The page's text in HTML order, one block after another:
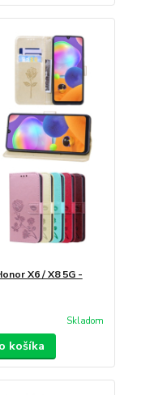
X6 / X8 5G -
Skladom
košíka